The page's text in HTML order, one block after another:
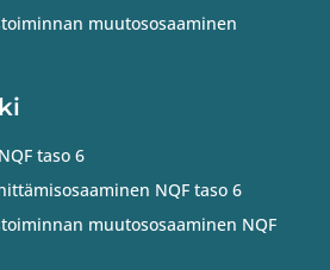
muutososaaminen
taso 6
NQF taso 6
muutososaaminen NQF